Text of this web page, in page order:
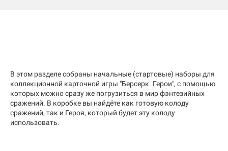
В этом разделе собраны начальные (стартовые) наборы для
коллекционной карточной игры "Берсерк. Герои", с помощью
которых можно сразу же погрузиться в мир фэнтезийных
сражений. В коробке вы найдёте как готовую колоду
сражений, так и Героя, который будет эту колоду
использовать.